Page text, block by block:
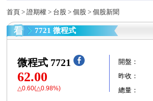
首頁 > 證期權 > 台股 > 個股 > 個股新聞
7721 微程式
微程式 7721
62.00
△0.60(△0.98%)
開盤：
昨收：
總量：